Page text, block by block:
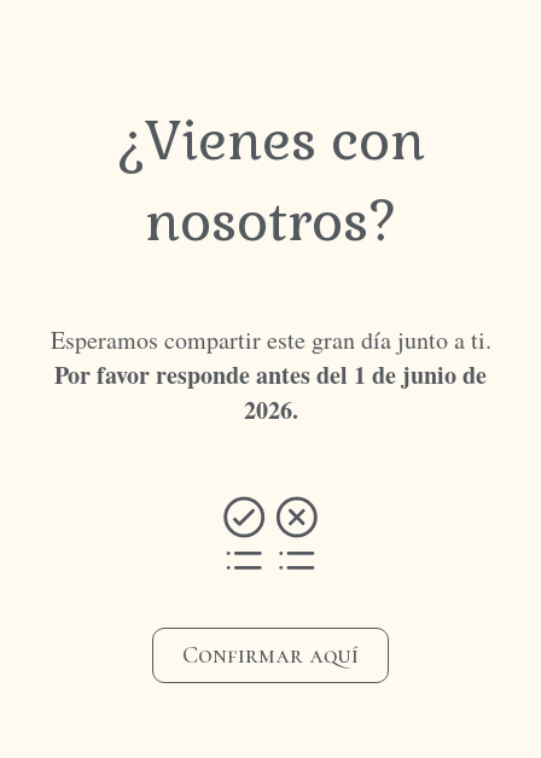
¿Vienes con
nosotros?
Esperamos compartir este gran día junto a ti.
Por favor responde antes del 1 de junio de
2026.
Confirmar aquí